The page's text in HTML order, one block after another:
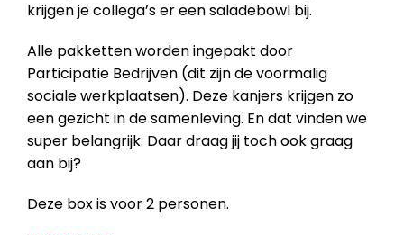
krijgen je collega’s er een saladebowl bij.
Alle pakketten worden ingepakt door
Participatie Bedrijven (dit zijn de voormalig
sociale werkplaatsen). Deze kanjers krijgen zo
een gezicht in de samenleving. En dat vinden we
super belangrijk. Daar draag jij toch ook graag
aan bij?
Deze box is voor 2 personen.